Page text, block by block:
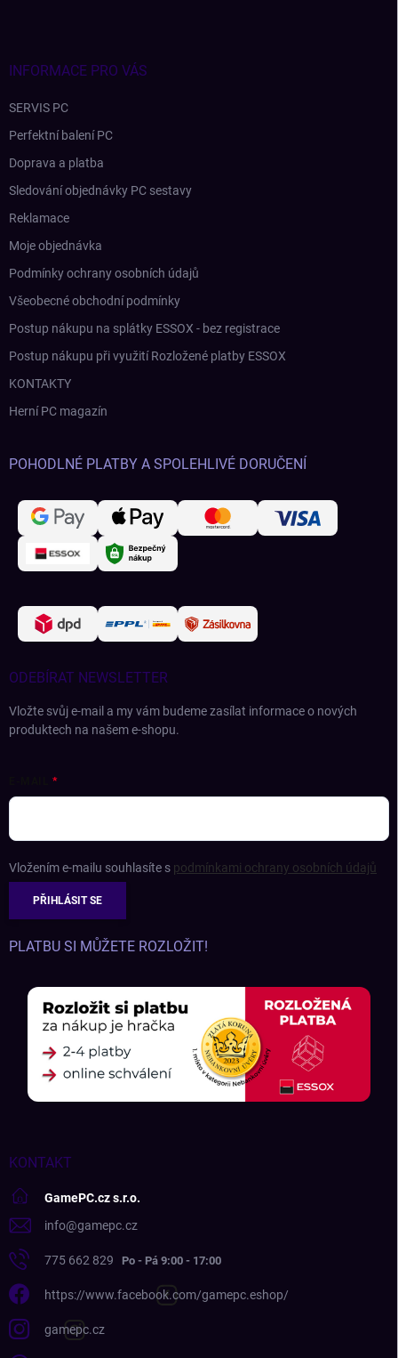
INFORMACE PRO VÁS
SERVIS PC
Perfektní balení PC
Doprava a platba
Sledování objednávky PC sestavy
Reklamace
Moje objednávka
Podmínky ochrany osobních údajů
Všeobecné obchodní podmínky
Postup nákupu na splátky ESSOX - bez registrace
Postup nákupu při využití Rozložené platby ESSOX
KONTAKTY
Herní PC magazín
POHODLNÉ PLATBY A SPOLEHLIVÉ DORUČENÍ
ODEBÍRAT NEWSLETTER
Vložte svůj e-mail a my vám budeme zasílat informace o nových
produktech na našem e-shopu.
Vložením e-mailu souhlasíte s podmínkami ochrany osobních údajů
PŘIHLÁSIT SE
PLATBU SI MŮŽETE ROZLOŽIT!
KONTAKT
GamePC.cz s.r.o.
info@gamepc.cz
775 662 829
https://www.facebook.com/gamepc.eshop/
gamepc.cz